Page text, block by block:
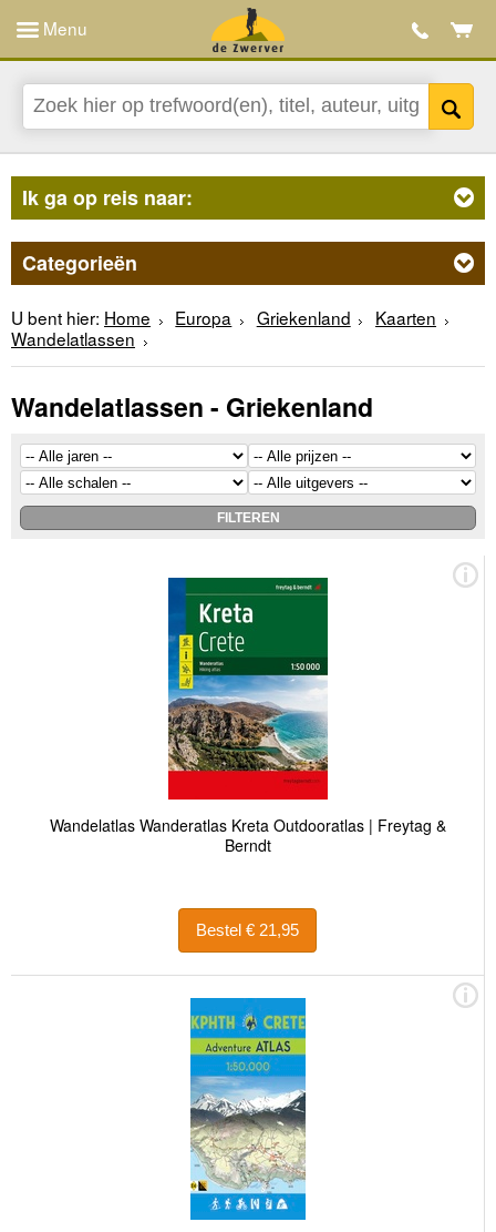
Menu
Ik ga op reis naar:
Categorieën
U bent hier: Home Europa Griekenland
Kaarten
Wandelatlassen
Wandelatlassen - Griekenland
Wandelatlas Wanderatlas Kreta Outdooratlas | Freytag &
Berndt
Bestel € 21,95